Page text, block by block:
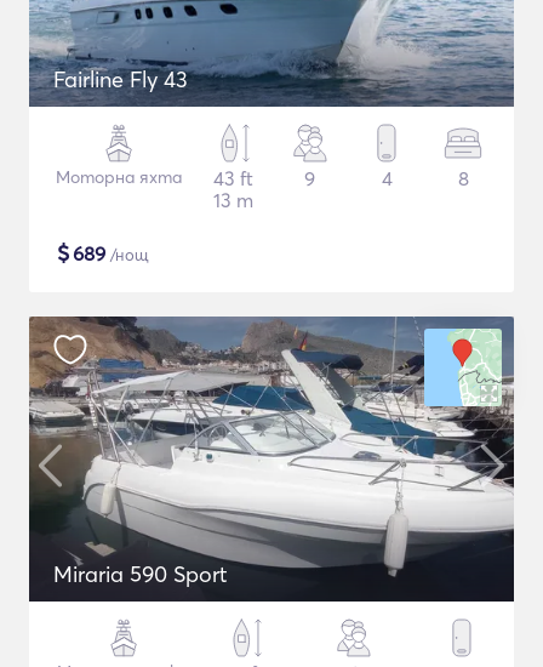
Fairline Fly 43
Моторна яхта
43 ft
13 m
9 4 8
$689 /нощ
Miraria 590 Sport